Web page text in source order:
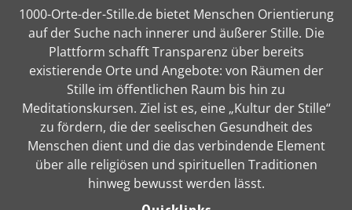
1000-Orte-der-Stille.de bietet Menschen Orientierung
auf der Suche nach innerer und äußerer Stille. Die
Plattform schafft Transparenz über bereits
existierende Orte und Angebote: von Räumen der
Stille im öffentlichen Raum bis hin zu
Meditationskursen. Ziel ist es, eine „Kultur der Stille“
zu fördern, die der seelischen Gesundheit des
Menschen dient und die das verbindende Element
über alle religiösen und spirituellen Traditionen
hinweg bewusst werden lässt.